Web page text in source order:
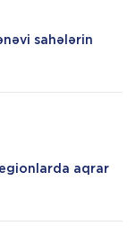
sahələrin
aqrar